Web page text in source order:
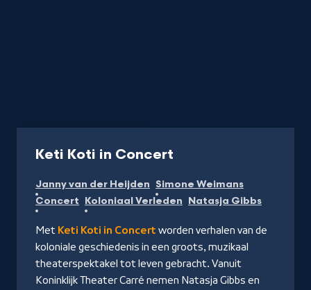
Keti Koti in Concert
op
NPO
Start
Janny van der Heijden Simone Weimans
Concert Koloniaal Verleden Natasja Gibbs
Met Keti Koti in Concert worden verhalen van de
koloniale geschiedenis in een groots, muzikaal
theaterspektakel tot leven gebracht. Vanuit
Koninklijk Theater Carré nemen Natasja Gibbs en